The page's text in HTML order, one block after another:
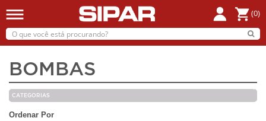
(0)
BOMBAS
CATEGORIAS
Ordenar Por